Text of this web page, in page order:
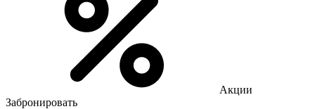
Акции
Забронировать